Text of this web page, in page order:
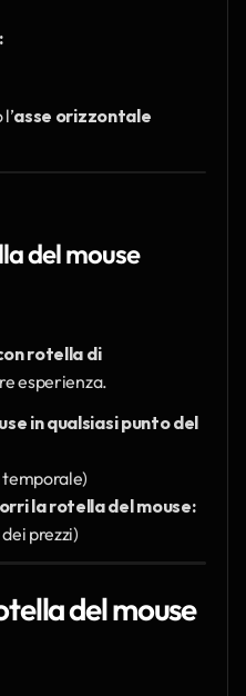
asse orizzontale
del mouse
rotella di
esperienza.
in qualsiasi punto del
la rotella del mouse:
prezzi)
del mouse